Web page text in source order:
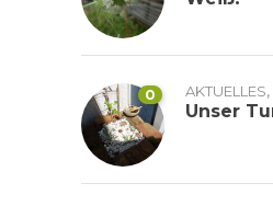
0 AKTUELLES,
Unser